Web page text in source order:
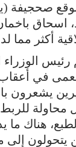
صحجيفة
اسحاق
أكثر
الوزراء
في
يشعرون
محاولة
هناك
يتحولون